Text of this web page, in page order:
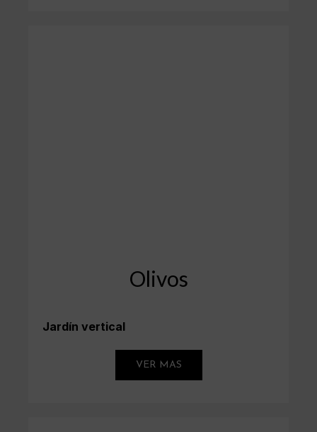
Olivos
Jardín vertical
VER MAS